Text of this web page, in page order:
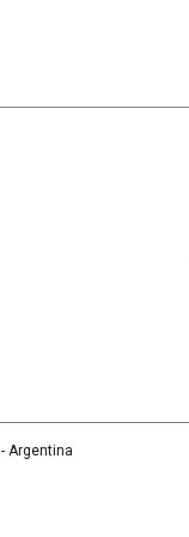
- Argentina